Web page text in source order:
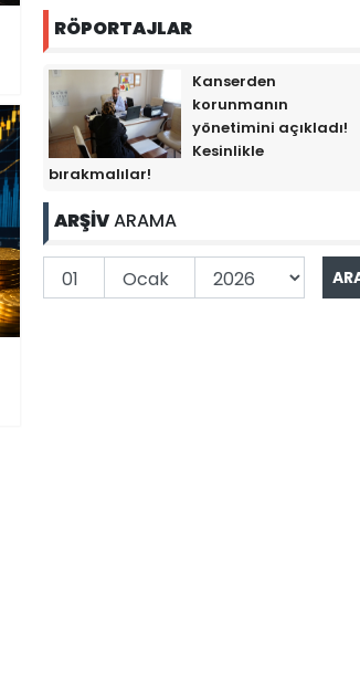
RÖPORTAJLAR
Kanserden
korunmanın
yönetimini açıkladı!
Kesinlikle
bırakmalılar!
ARŞİVARAMA